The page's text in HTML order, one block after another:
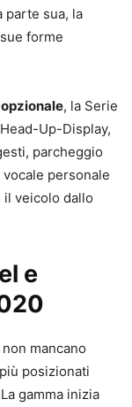
parte sua, la
forme
, la Serie
Up-Display,
parcheggio
personale
il veicolo dallo
e
mancano
posizionati
gamma inizia